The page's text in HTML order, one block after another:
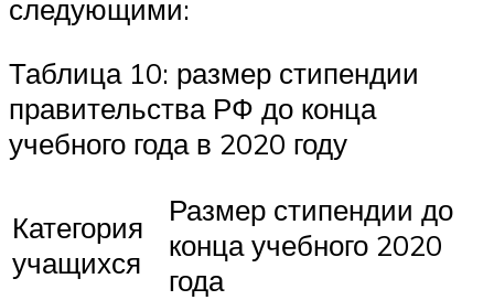
следующими:
Таблица 10: размер стипендии
правительства РФ до конца
учебного года в 2020 году
Категория
учащихся
Размер стипендии до
конца учебного 2020
года